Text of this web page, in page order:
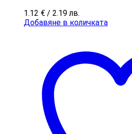
1.12 € / 2.19 лв.
Добавяне в количката